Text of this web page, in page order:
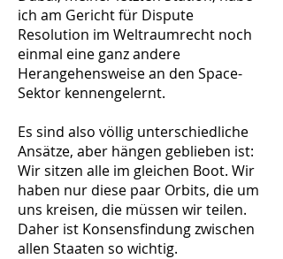
ich am Gericht für Dispute
Resolution im Weltraumrecht noch
einmal eine ganz andere
Herangehensweise an den Space-
Sektor kennengelernt.
Es sind also völlig unterschiedliche
Ansätze, aber hängen geblieben ist:
Wir sitzen alle im gleichen Boot. Wir
haben nur diese paar Orbits, die um
uns kreisen, die müssen wir teilen.
Daher ist Konsensfindung zwischen
allen Staaten so wichtig.